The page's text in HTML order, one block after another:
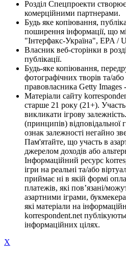
Розділ Спецпроекти
комерційними партнерами.
Будь яке копіювання,
поширення інформації, що
"Інтерфакс-Україна", EPA /
Власник веб-сторінки в
публікації.
Будь-яке копіювання,
фотографічних творів та/або
правовласника Getty Images
Матеріали сайту
старше 21 року (21+).
викликати ігрову
(принципів)
ознак залежності негайно
Пам'ятайте, що участь в
джерелом доходів або
Інформаційний ресурс
ігри на реальні та/або
приймає ні в якій формі
платежів, які пов’язані/
азартними іграми,
які матеріали на
korrespondent.net
інформаційних цілях.
X